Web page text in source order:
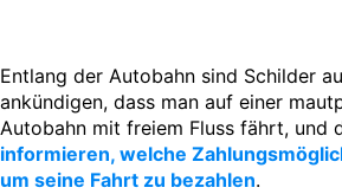
Entlang der Autobahn sind Schilder
ankündigen, dass man auf einer
Autobahn mit freiem Fluss fährt, und
informieren, welche
um seine Fahrt zu bezahlen.